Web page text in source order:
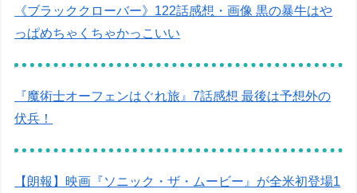
《ブラッククローバー》122話感想・画像 黒の暴牛はや
っぱめちゃくちゃかっこいい
『魔術士オーフェンはぐれ旅』7話感想 最後は予想外の
伏兵！
【朗報】映画『ソニック・ザ・ムービー』が全米初登場1